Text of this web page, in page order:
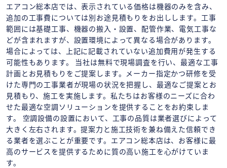
エアコン総本店では、表示されている価格は機器のみを含み、
追加の工事費については別お途見積もりをお出しします。工事
範囲には基礎工事、機器の搬入・設置、配管作業、電気工事な
どが含まれますが、設置環境によって異なる場合があります。
場合によっては、上記に記載されていない追加費用が発生する
可能性もあります。 当社は無料で現場調査を行い、最適な工事
計画とお見積もりをご提案します。メーカー指定かつ研修を受
けた専門の工事業者が現場の状況を把握し、最適なご提案とお
見積もり、施工を実施します。私たちはお客様のニーズに合わ
せた最適な空調ソリューションを提供することをお約束しま
す。 空調設備の設置において、工事の品質は業者選びによって
大きく左右されます。提案力と施工技術を兼ね備えた信頼でき
る業者を選ぶことが重要です。エアコン総本店は、お客様に最
高のサービスを提供するために質の高い施工を心がけていま
す。